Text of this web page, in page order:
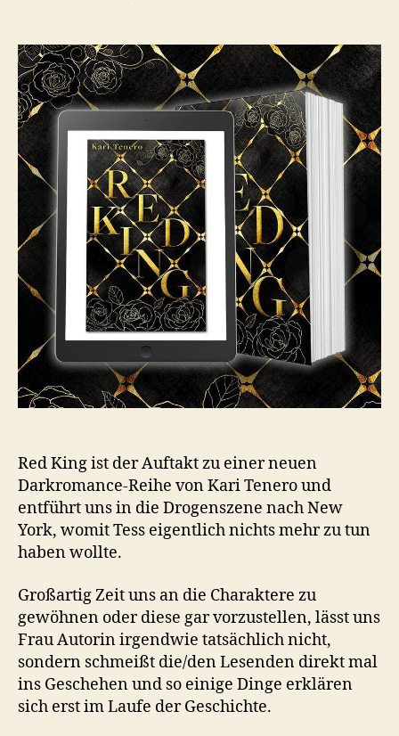
Red King ist der Auftakt zu einer neuen
Darkromance-Reihe von Kari Tenero und
entführt uns in die Drogenszene nach New
York, womit Tess eigentlich nichts mehr zu tun
haben wollte.
Großartig Zeit uns an die Charaktere zu
gewöhnen oder diese gar vorzustellen, lässt uns
Frau Autorin irgendwie tatsächlich nicht,
sondern schmeißt die/den Lesenden direkt mal
ins Geschehen und so einige Dinge erklären
sich erst im Laufe der Geschichte.